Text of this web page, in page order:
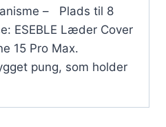
– Plads til 8
ESEBLE Læder Cover
15 Pro Max.
pung, som holder